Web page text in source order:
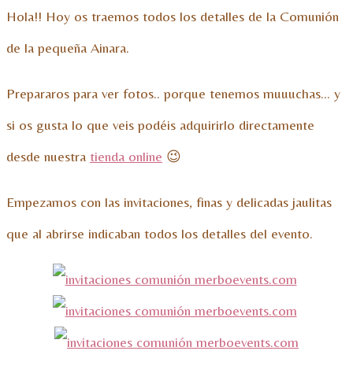
Hola!! Hoy os traemos todos los detalles de la Comunión
de la pequeña Ainara.
Prepararos para ver fotos.. porque tenemos muuuchas… y
si os gusta lo que veis podéis adquirirlo directamente
desde nuestra tienda online 😉
Empezamos con las invitaciones, finas y delicadas jaulitas
que al abrirse indicaban todos los detalles del evento.